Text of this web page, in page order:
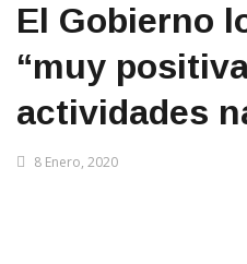
El Gobierno
“muy
actividades
8 Enero, 2020